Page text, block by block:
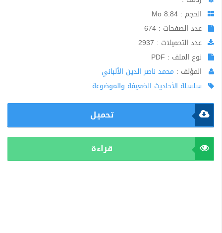
الحجم : 8.84 Mo
عدد الصفحات : 674
عدد التحميلات : 2937
نوع الملف : PDF
المؤلف : محمد ناصر الدين الألباني
سلسلة الأحاديث الضعيفة والموضوعة
تحميل
قراءة